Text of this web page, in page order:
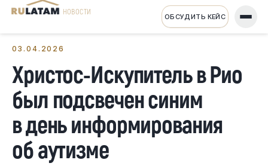
НОВОСТИ ОБСУДИТЬ КЕЙС
03.04.2026
Христос-Искупитель в Рио
был подсвечен синим
в день информирования
об аутизме